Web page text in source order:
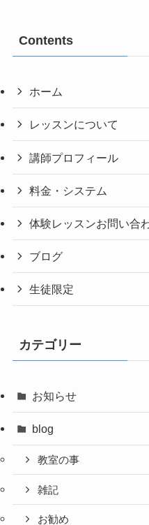
Contents
ホーム
レッスンについて
講師プロフィール
料金・システム
体験レッスンお問い合
ブログ
生徒限定
カテゴリー
お知らせ
blog
教室の事
雑記
お勧め